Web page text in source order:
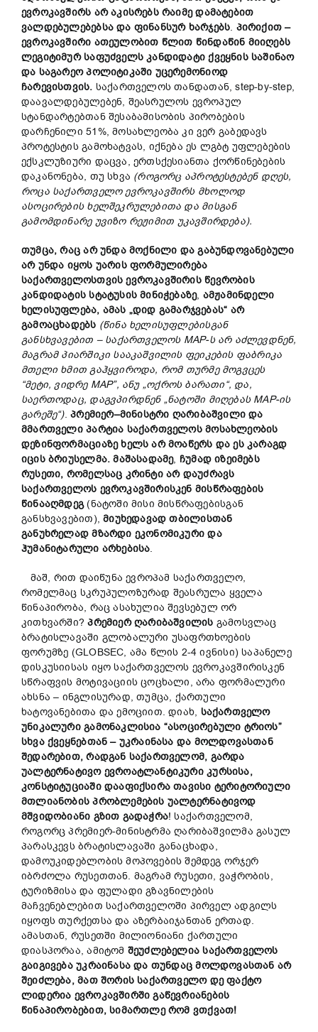
ევროკავშირს არ აკისრებს რაიმე დამატებით
ვალდებულებებსა და ფინანსურ ხარჯებს. პირიქით –
ევროკავშირი ათეულობით წლით წინდაწინ მიიღებს
ლეგიტიმურ საფუძველს კანდიდატი ქვეყნის საშინაო
და საგარეო პოლიტიკაში უცერემონიოდ
ჩარევისთვის. საქართველოს თანდათან, step-by-step,
დაავალდებულებენ, შეასრულოს ევროპულ
სტანდარტებთან შესაბამისობის პირობების
დარჩენილი 51%, მოსახლეობა კი ვერ გაბედავს
პროტესტის გამოხატვას, იქნება ეს ლგბტ უფლებების
ექსკლუზიური დაცვა, ერთსქესიანთა ქორწინებების
დაკანონება, თუ სხვა (როგორც აპროტესტებენ დღეს,
როცა საქართველო ევროკავშირს მხოლოდ
ასოცირების ხელშეკრულებითა და მისგან
გამომდინარე უვიზო რეჟიმით უკავშირდება).
თუმცა, რაც არ უნდა მოქნილი და გაბუნდოვანებული
არ უნდა იყოს უარის ფორმულირება
საქართველოსთვის ევროკავშირის წევრობის
კანდიდატის სტატუსის მინიჭებაზე, ამჟამინდელი
ხელისუფლება, ამას „დიდ გამარჯვებას“ არ
გამოაცხადებს (წინა ხელისუფლებისგან
განსხვავებით – საქართველოს MAP-ს არ აძლევდნენ,
მაგრამპიარშიკი სააკაშვილის ფეიკების ფაბრიკა
მთელი ხმით გაჰყვიროდა, რომ თურმე მოგვცეს
“მეტი, ვიდრეMAP”, ანუ „ოქროს ბარათი“, და,
საერთოდაც, დაგვპირდნენ „ნატოში მიღებას MAP-ის
გარეშე“).პრემიერ–მინისტრი ღარიბაშვილი და
მმართველი პარტია საქართველოს მოსახლეობის
დეზინფორმაციაზე ხელს არ მოაწერს და ეს კარაგდ
იცის ბრიუსელმა. მაშასადამე, ჩუმად იზეიმებს
რუსეთი, რომელსაც კრინტი არ დაუძრავს
საქართველოს ევროკავშირისკენ მისწრაფების
წინააღმდეგ(ნატოში მისი მისწრაფებისგან
განსხვავებით),მიუხედავად თბილისთან
განუხრელად მზარდი ეკონომიკური და
ჰუმანიტარული არხებისა.
მაშ, რით დაიწუნა ევროპამ საქართველო,
რომელმაც სკრუპულოზურად შეასრულა ყველა
წინაპირობა, რაც ასახულია შევსებულ ორ
კითხვარში?პრემიერღარიბაშვილის გამოსვლაც
ბრატისლავაში გლობალური უსაფრთხოების
ფორუმზე (GLOBSEC, ამა წლის 2-4 ივნისი) საპანელე
დისკუსიისას იყო საქართველოს ევროკავშირისკენ
სწრაფვის მოტივაციის ცოცხალი, არა ფორმალური
ახსნა – ინგლისურად, თუმცა, ქართული
ხატოვანებითა და ემოციით. დიახ, საქართველო
უნიკალურიგამონაკლისია “ასოცირებული ტრიოს”
სხვაქვეყნებთან – უკრაინასა და მოლდოვასთან
შედარებით,რადგან საქართველომ, გარდა
უალტერნატივო ევროატლანტიკურიკურსისა,
კონსტიტუციაში დააფიქსირათავისი ტერიტორიული
მთლიანობისპრობლემების უალტერნატივოდ
მშვიდობიანი გზით გადაჭრა! საქართველომ,
როგორც პრემიერ-მინისტრმა ღარიბაშვილმა გასულ
პარასკევს ბრატისლავაში განაცხადა,
დამოუკიდებლობის მოპოვების შემდეგ ორჯერ
იბრძოლა რუსეთთან. მაგრამ რუსეთი, ვაჭრობის,
ტურიზმისა და ფულადი გზავნილების
მაჩვენებლებით საქართველოში პირველ ადგილს
იყოფს თურქეთსა და აზერბაიჯანთან ერთად.
ამასთან, რუსეთში მილიონიანი ქართული
დიასპორაა, ამიტომ შეუძლებელიასაქართველოს
გაიგივებაუკრაინასადა თუნდაცმოლდოვასთან არ
შეიძლება,მათ შორისსაქართველო დეფაქტო
ლიდერია ევროკავშირშიგაწევრიანების
წინაპირობებით,სიმართლერომ ვთქვათ!